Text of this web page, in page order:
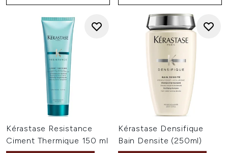
Kérastase Resistance
Ciment Thermique 150 ml
Kérastase Densifique
Bain Densite (250ml)